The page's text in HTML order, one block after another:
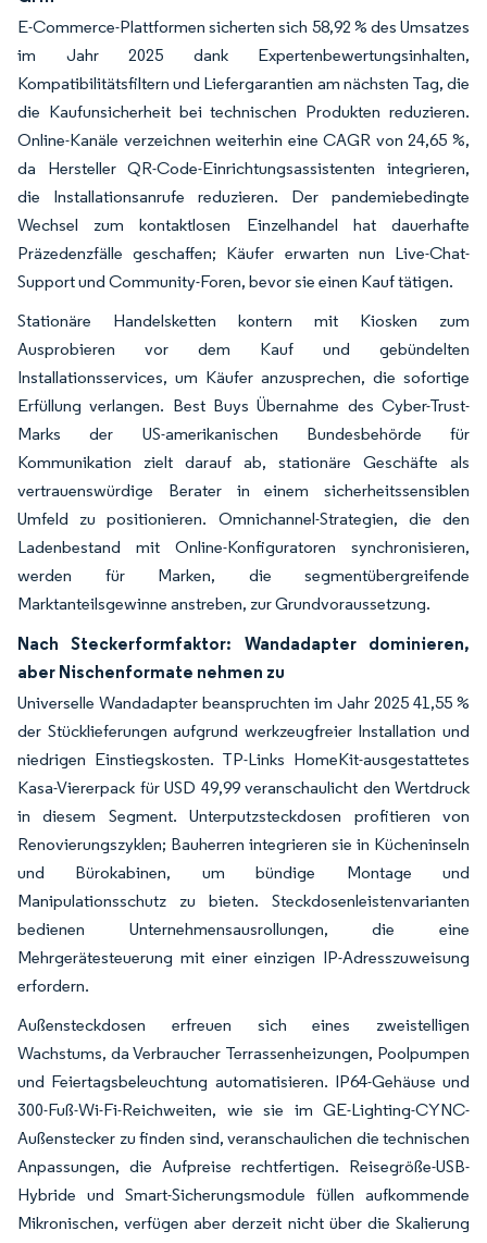
E-Commerce-Plattformen sicherten sich 58,92 % des Umsatzes
im Jahr 2025 dank Expertenbewertungsinhalten,
Kompatibilitätsfiltern und Liefergarantien am nächsten Tag, die
die Kaufunsicherheit bei technischen Produkten reduzieren.
Online-Kanäle verzeichnen weiterhin eine CAGR von 24,65 %,
da Hersteller QR-Code-Einrichtungsassistenten integrieren,
die Installationsanrufe reduzieren. Der pandemiebedingte
Wechsel zum kontaktlosen Einzelhandel hat dauerhafte
Präzedenzfälle geschaffen; Käufer erwarten nun Live-Chat-
Support und Community-Foren, bevor sie einen Kauf tätigen.
Stationäre Handelsketten kontern mit Kiosken zum
Ausprobieren vor dem Kauf und gebündelten
Installationsservices, um Käufer anzusprechen, die sofortige
Erfüllung verlangen. Best Buys Übernahme des Cyber-Trust-
Marks der US-amerikanischen Bundesbehörde für
Kommunikation zielt darauf ab, stationäre Geschäfte als
vertrauenswürdige Berater in einem sicherheitssensiblen
Umfeld zu positionieren. Omnichannel-Strategien, die den
Ladenbestand mit Online-Konfiguratoren synchronisieren,
werden für Marken, die segmentübergreifende
Marktanteilsgewinne anstreben, zur Grundvoraussetzung.
Nach Steckerformfaktor: Wandadapter dominieren,
aber Nischenformate nehmen zu
Universelle Wandadapter beanspruchten im Jahr 2025 41,55 %
der Stücklieferungen aufgrund werkzeugfreier Installation und
niedrigen Einstiegskosten. TP-Links HomeKit-ausgestattetes
Kasa-Viererpack für USD 49,99 veranschaulicht den Wertdruck
in diesem Segment. Unterputzsteckdosen profitieren von
Renovierungszyklen; Bauherren integrieren sie in Kücheninseln
und Bürokabinen, um bündige Montage und
Manipulationsschutz zu bieten. Steckdosenleistenvarianten
bedienen Unternehmensausrollungen, die eine
Mehrgerätesteuerung mit einer einzigen IP-Adresszuweisung
erfordern.
Außensteckdosen erfreuen sich eines zweistelligen
Wachstums, da Verbraucher Terrassenheizungen, Poolpumpen
und Feiertagsbeleuchtung automatisieren. IP64-Gehäuse und
300-Fuß-Wi-Fi-Reichweiten, wie sie im GE-Lighting-CYNC-
Außenstecker zu finden sind, veranschaulichen die technischen
Anpassungen, die Aufpreise rechtfertigen. Reisegröße-USB-
Hybride und Smart-Sicherungsmodule füllen aufkommende
Mikronischen, verfügen aber derzeit nicht über die Skalierung